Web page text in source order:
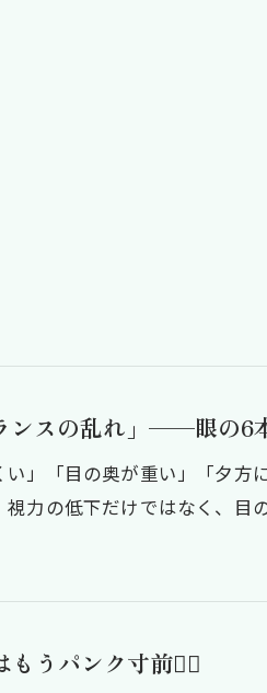
ンスの乱れ」──眼の6
」「目の奥が重い」「夕方
力の低下だけではなく、目
うパンク寸前😵‍💫